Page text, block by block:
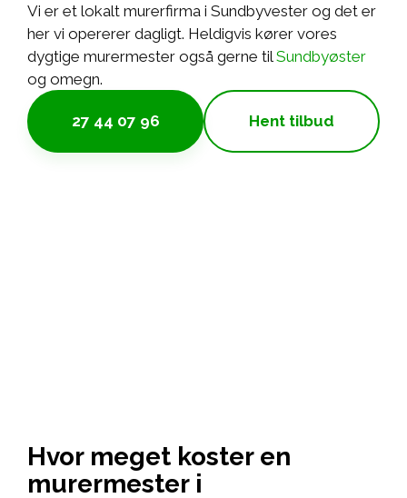
Vi er et lokalt murerfirma i Sundbyvester og det er
her vi opererer dagligt. Heldigvis kører vores
dygtige murermester også gerne til Sundbyøster
og omegn.
27 44 07 96 Hent tilbud
Hvor meget koster en
murermester i